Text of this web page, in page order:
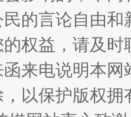
的言论自由
权益，请及
来电说明本
以保护版权